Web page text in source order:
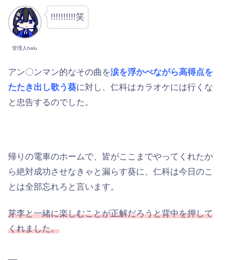
管理人halu
!!!!!!!!!!笑
アン〇ンマン的なその曲を涙を浮かべながら高得点を
たたき出し歌う葵に対し、仁科はカラオケには行くな
と忠告するのでした。
帰りの電車のホームで、皆がここまでやってくれたか
ら絶対成功させなきゃと漏らす葵に、仁科は今日のこ
とは全部忘れろと言います。
芽李と一緒に楽しむことが正解だろうと背中を押して
くれました。